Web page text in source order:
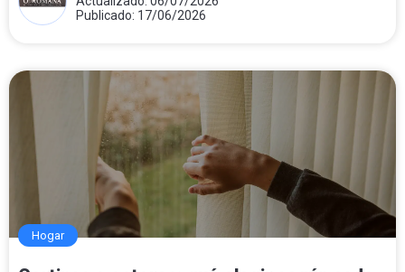
Publicado: 17/06/2026
Hogar